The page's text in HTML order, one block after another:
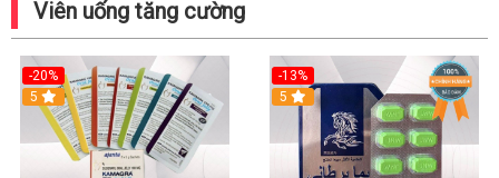
Viên uống tăng cường
-20%
5
-13%
Hot
5